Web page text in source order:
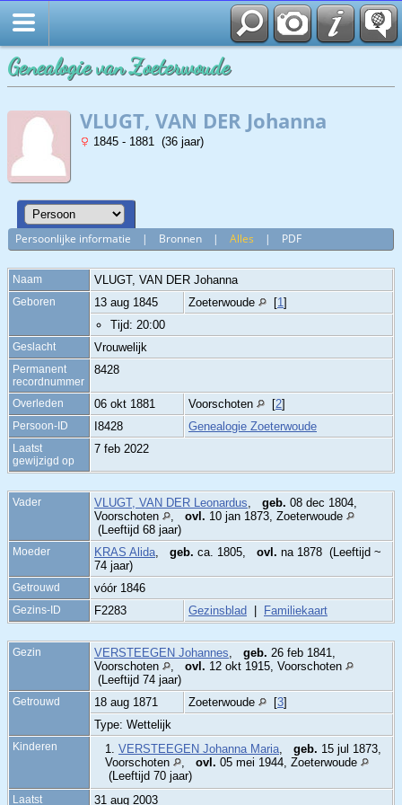
Genealogie van Zoeterwoude
VLUGT, VAN DER Johanna
1845 - 1881 (36 jaar)
Persoonlijke informatie | Bronnen |Alles | PDF
Naam VLUGT, VAN DER Johanna
Geboren 13 aug 1845 Zoeterwoude [1 ]
Tijd: 20:00
Geslacht Vrouwelijk
Permanent
recordnummer
8428
Overleden 06 okt 1881 Voorschoten [2]
Persoon-ID I8428 Genealogie Zoeterwoude
Laatst
gewijzigd op
7 feb 2022
Vader VLUGT, VAN DER Leonardus geb. 08 dec 1804,
Voorschoten
ovl. 10 jan 1873, Zoeterwoude
(Leeftijd 68 jaar)
Moeder KRAS Alida geb. ca. 1805, ovl. na 1878 (Leeftijd ~
74 jaar)
Getrouwd vóór 1846
Gezins-ID F2283 Gezinsblad Familiekaart
Gezin VERSTEEGEN Johannes geb. 26 feb 1841,
Voorschoten
ovl. 12 okt 1915, Voorschoten
(Leeftijd 74 jaar)
Getrouwd 18 aug 1871 Zoeterwoude [3]
Type: Wettelijk
Kinderen 1. VERSTEEGEN Johanna Maria geb. 15 jul 1873,
Voorschoten
ovl. 05 mei 1944, Zoeterwoude
(Leeftijd 70 jaar)
Laatst 31 aug 2003